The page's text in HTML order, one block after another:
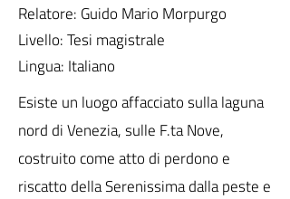
Relatore: Guido Mario Morpurgo
Livello: Tesi magistrale
Lingua: Italiano
Esiste un luogo affacciato sulla laguna
nord di Venezia, sulle F.ta Nove,
costruito come atto di perdono e
riscatto della Serenissima dalla peste e